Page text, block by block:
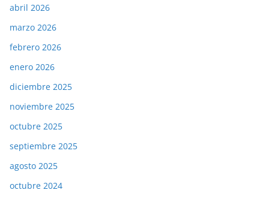
abril 2026
marzo 2026
febrero 2026
enero 2026
diciembre 2025
noviembre 2025
octubre 2025
septiembre 2025
agosto 2025
octubre 2024